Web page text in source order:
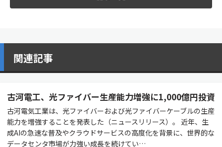
関連記事
古河電工、光ファイバー生産能力増強に1,000億円投資
古河電気工業は、光ファイバーおよび光ファイバーケーブルの生産
能力を増強することを発表した（ニュースリリース）。 近年、生
成AIの急速な普及やクラウドサービスの高度化を背景に、世界的な
データセンタ市場が力強い成長を続けてい…